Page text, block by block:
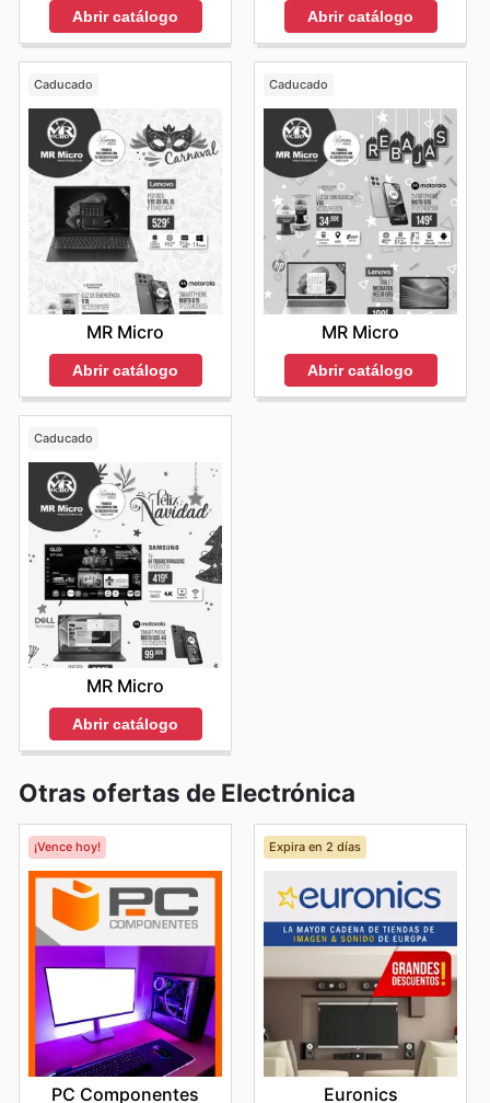
Abrir catálogo Abrir catálogo
Caducado
MR Micro
Abrir catálogo
Caducado
MR Micro
Abrir catálogo
Caducado
MR Micro
Abrir catálogo
Otras ofertas de Electrónica
¡Vence hoy!
PC Componentes
Expira en 2 días
Euronics